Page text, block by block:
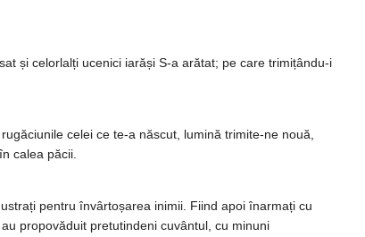
și celorlalți ucenici iarăși S-a arătat; pe care trimițându-i
celei ce te-a născut, lumină trimite-ne nouă,
calea păcii.
pentru învârtoșarea inimii. Fiind apoi înarmați cu
propovăduit pretutindeni cuvântul, cu minuni